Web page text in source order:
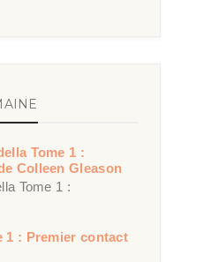
Tome 1 :
Colleen Gleason
Tome 1 :
1 : Premier contact